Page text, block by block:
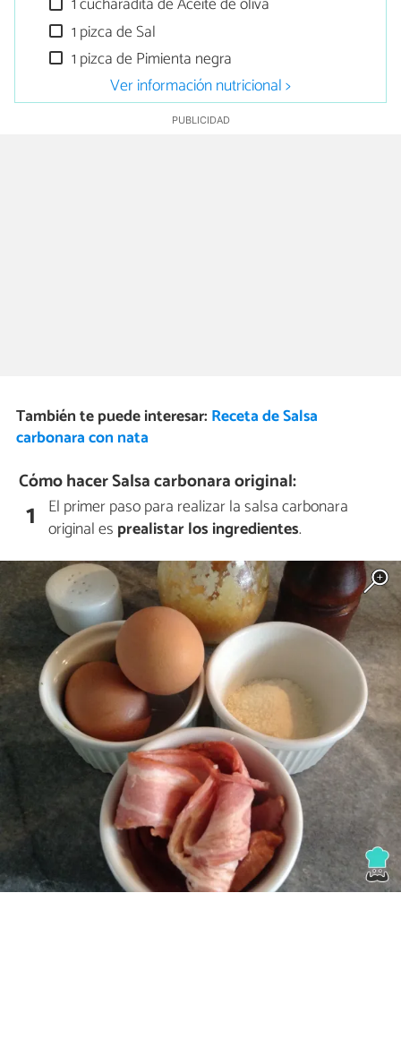
1 cucharadita de Aceite de oliva
1 pizca de Sal
1 pizca de Pimienta negra
Ver información nutricional >
También te puede interesar: Receta de Salsa
carbonara con nata
Cómo hacer Salsa carbonara original:
1 El primer paso para realizar la salsa carbonara
original es prealistar los ingredientes.